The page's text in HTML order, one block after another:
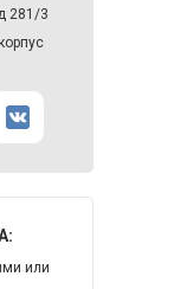
281/3
или